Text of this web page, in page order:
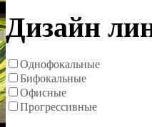
Дизайн
Однофокальные
Бифокальные
Офисные
Прогрессивные